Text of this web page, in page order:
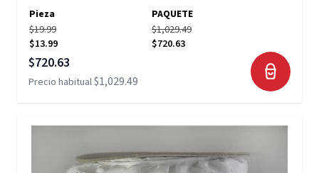
Pieza
PAQUETE
$19.99
$13.99
$1,029.49
$720.63
Precio especial
$720.63
Precio habitual$1,029.49